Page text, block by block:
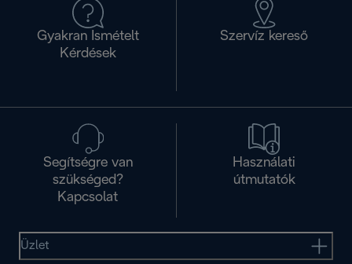
Gyakran Ismételt
Kérdések
Szervíz kereső
Segítségre van
szükséged?
Kapcsolat
Használati
útmutatók
Üzlet